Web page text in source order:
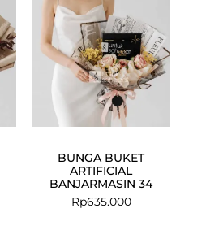
BUNGA BUKET
ARTIFICIAL
BANJARMASIN 34
Rp635.000